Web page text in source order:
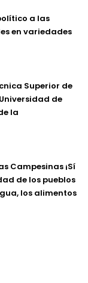
a las
en variedades
Superior de
de
la
Campesinas ¡Sí
de los pueblos
los alimentos